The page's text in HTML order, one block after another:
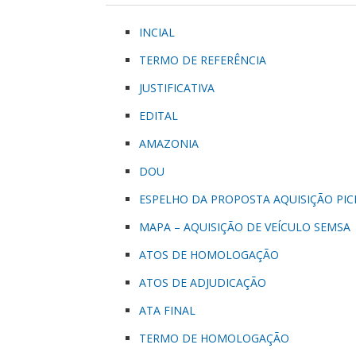
INCIAL
TERMO DE REFERÊNCIA
JUSTIFICATIVA
EDITAL
AMAZONIA
DOU
ESPELHO DA PROPOSTA AQUISIÇÃO
MAPA – AQUISIÇÃO DE VEÍCULO SEMSA
ATOS DE HOMOLOGAÇÃO
ATOS DE ADJUDICAÇÃO
ATA FINAL
TERMO DE HOMOLOGAÇÃO